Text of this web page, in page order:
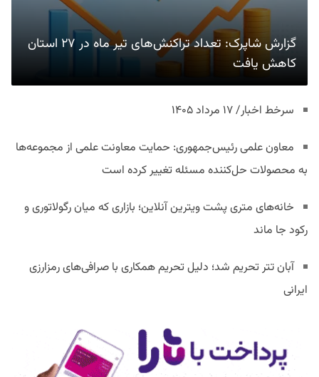
گزارش شاپرک: تعداد تراکنش‌های تیر ماه در ۲۷ استان‌
کاهش یافت
سرخط اخبار/ ۱۷ مرداد ۱۴۰۵
معاون علمی رئیس‌جمهوری: حمایت معاونت علمی از مجموعه‌ها
به محصولات حل‌کننده مسئله تغییر کرده است
خانه‌های متری پشت ویترین آنلاین؛ بازاری که میان رگولاتوری و
رکود جا ماند
آبان تتر تحریم شد؛ دلیل تحریم همکاری با صرافی‌های رمزارزی
ایرانی